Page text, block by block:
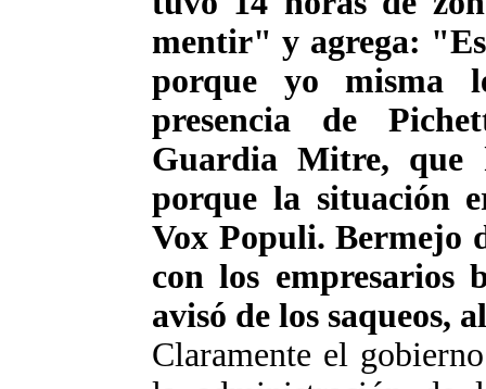
mentir" y agrega:
porque yo misma
presencia de
Guardia Mitre, que
porque la situación
Vox Populi. Bermejo
con los empresarios
avisó de los saqueos,
Claramente el